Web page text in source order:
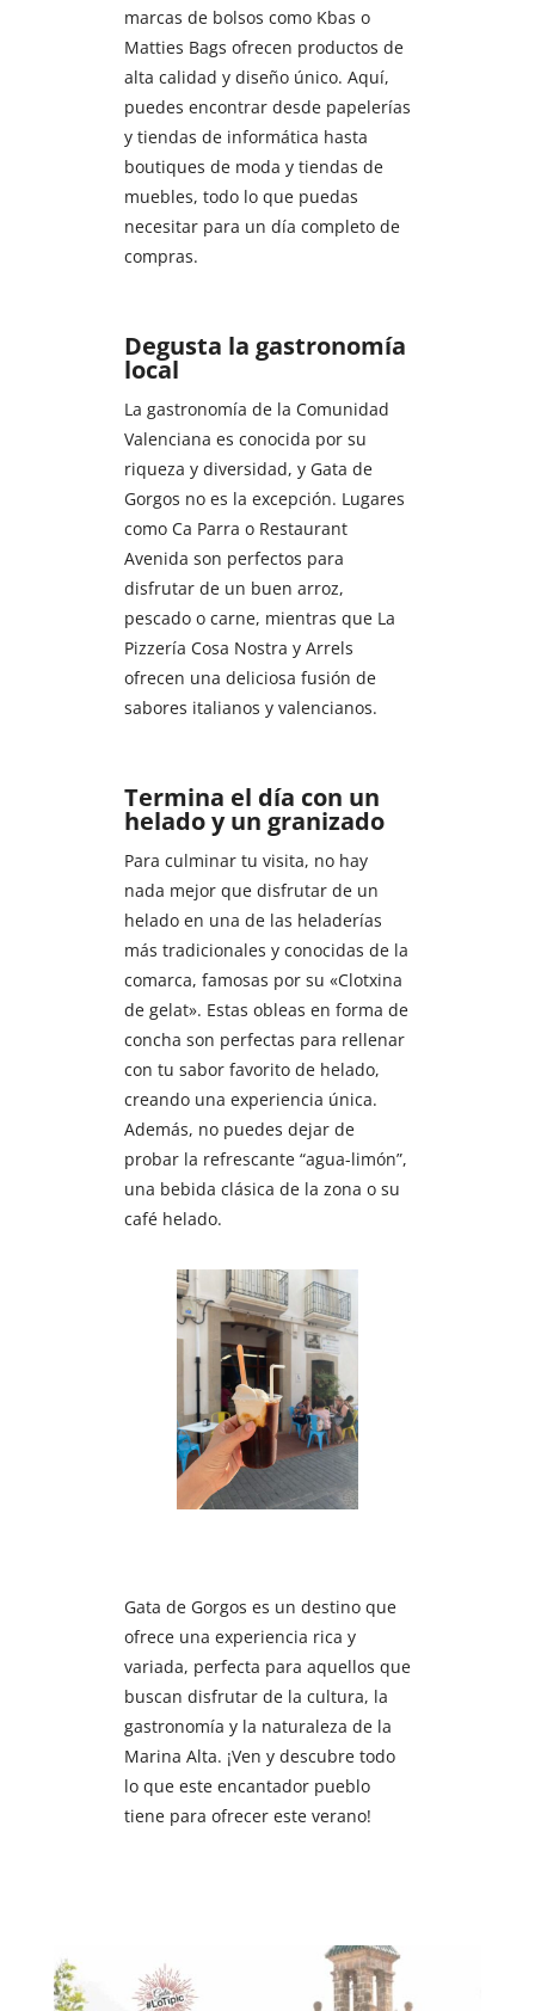
marcas de bolsos como Kbas o
Matties Bags ofrecen productos de
alta calidad y diseño único. Aquí,
puedes encontrar desde papelerías
y tiendas de informática hasta
boutiques de moda y tiendas de
muebles, todo lo que puedas
necesitar para un día completo de
compras.
Degusta la gastronomía
local
La gastronomía de la Comunidad
Valenciana es conocida por su
riqueza y diversidad, y Gata de
Gorgos no es la excepción. Lugares
como Ca Parra o Restaurant
Avenida son perfectos para
disfrutar de un buen arroz,
pescado o carne, mientras que La
Pizzería Cosa Nostra y Arrels
ofrecen una deliciosa fusión de
sabores italianos y valencianos.
Termina el día con un
helado y un granizado
Para culminar tu visita, no hay
nada mejor que disfrutar de un
helado en una de las heladerías
más tradicionales y conocidas de la
comarca, famosas por su «Clotxina
de gelat». Estas obleas en forma de
concha son perfectas para rellenar
con tu sabor favorito de helado,
creando una experiencia única.
Además, no puedes dejar de
probar la refrescante “agua-limón”,
una bebida clásica de la zona o su
café helado.
Gata de Gorgos es un destino que
ofrece una experiencia rica y
variada, perfecta para aquellos que
buscan disfrutar de la cultura, la
gastronomía y la naturaleza de la
Marina Alta. ¡Ven y descubre todo
lo que este encantador pueblo
tiene para ofrecer este verano!